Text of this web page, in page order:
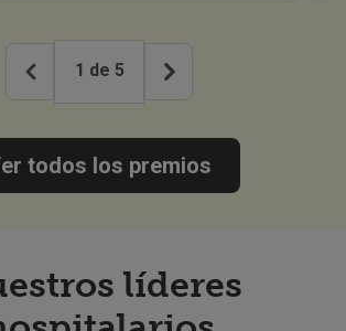
1 de 5
todos los premios
líderes